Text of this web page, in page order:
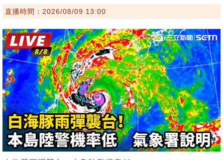
直播時間：2026/08/09 13:00